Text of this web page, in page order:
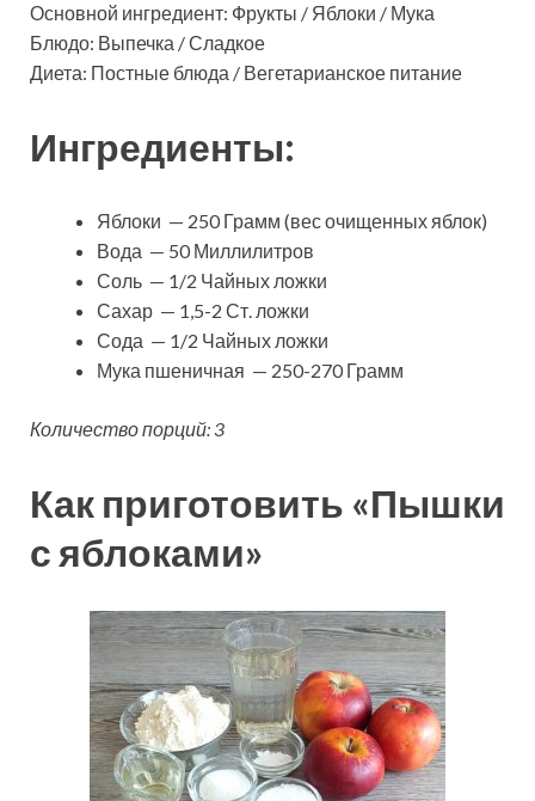
Основной ингредиент: Фрукты / Яблоки / Мука
Блюдо: Выпечка / Сладкое
Диета: Постные блюда / Вегетарианское питание
Ингредиенты:
Яблоки — 250 Грамм (вес очищенных яблок)
Вода — 50 Миллилитров
Соль — 1/2 Чайных ложки
Сахар — 1,5-2 Ст. ложки
Сода — 1/2 Чайных ложки
Мука пшеничная — 250-270 Грамм
Количество порций: 3
Как приготовить «Пышки
с яблоками»